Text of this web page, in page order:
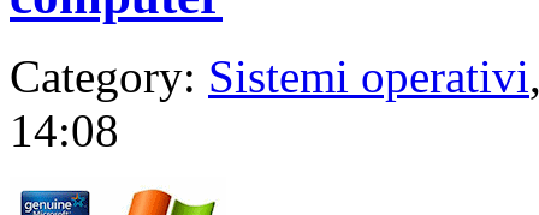
Category: Sistemi operativi
14:08